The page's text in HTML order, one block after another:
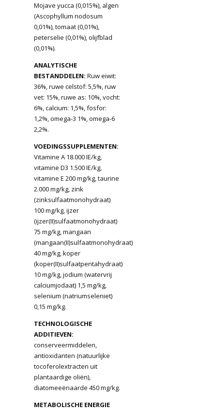
Mojave yucca (0,015%), algen
(Ascophyllum nodosum
0,01%), tomaat (0,01%),
peterselie (0,01%), olijfblad
(0,01%).
ANALYTISCHE
BESTANDDELEN: Ruw eiwit:
36%, ruwe celstof: 5,5%, ruw
vet: 15%, ruwe as: 10%, vocht:
6%, calcium: 1,5%, fosfor:
1,2%, omega-3 1%, omega-6
2,2%.
VOEDINGSSUPPLEMENTEN:
Vitamine A 18.000 IE/kg,
vitamine D3 1.500 IE/kg,
vitamine E 200 mg/kg, taurine
2.000 mg/kg, zink
(zinksulfaatmonohydraat)
100 mg/kg, ijzer
(ijzer(II)sulfaatmonohydraat)
75 mg/kg, mangaan
(mangaan(II)sulfaatmonohydraat)
40 mg/kg, koper
(koper(II)sulfaatpentahydraat)
10 mg/kg, jodium (watervrij
calciumjodaat) 1,5 mg/kg,
selenium (natriumseleniet)
0,15 mg/kg.
TECHNOLOGISCHE
ADDITIEVEN:
conserveermiddelen,
antioxidanten (natuurlijke
tocoferolextracten uit
plantaardige oliën),
diatomeeënaarde 450 mg/kg.
METABOLISCHE ENERGIE